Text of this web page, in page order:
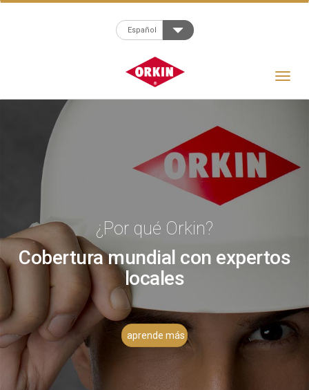
Español
Toggle
¿Por qué Orkin?
Cobertura mundial con expertos
locales
aprende más